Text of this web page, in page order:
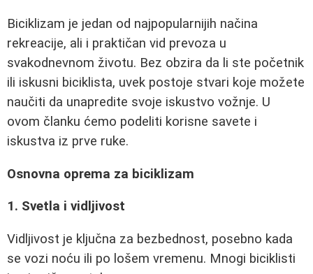
Biciklizam je jedan od najpopularnijih načina
rekreacije, ali i praktičan vid prevoza u
svakodnevnom životu. Bez obzira da li ste početnik
ili iskusni biciklista, uvek postoje stvari koje možete
naučiti da unapredite svoje iskustvo vožnje. U
ovom članku ćemo podeliti korisne savete i
iskustva iz prve ruke.
Osnovna oprema za biciklizam
1. Svetla i vidljivost
Vidljivost je ključna za bezbednost, posebno kada
se vozi noću ili po lošem vremenu. Mnogi biciklisti